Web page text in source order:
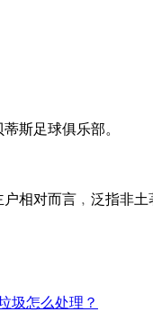
斯足球俱乐部。
相对而言﹐泛指非
圾怎么处理？